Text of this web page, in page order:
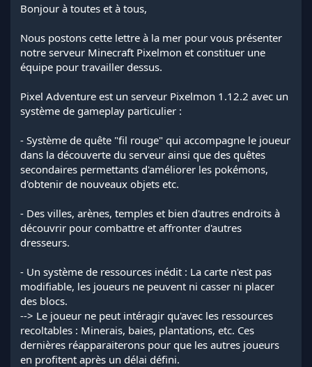
n
Bonjour à toutes et à tous,
Nous postons cette lettre à la mer pour vous présenter
notre serveur Minecraft Pixelmon et constituer une
équipe pour travailler dessus.
Pixel Adventure est un serveur Pixelmon 1.12.2 avec un
système de gameplay particulier :
- Système de quête "fil rouge" qui accompagne le joueur
dans la découverte du serveur ainsi que des quêtes
secondaires permettants d'améliorer les pokémons,
d'obtenir de nouveaux objets etc.
- Des villes, arènes, temples et bien d'autres endroits à
découvrir pour combattre et affronter d'autres
dresseurs.
- Un système de ressources inédit : La carte n'est pas
modifiable, les joueurs ne peuvent ni casser ni placer
des blocs.
--> Le joueur ne peut intéragir qu'avec les ressources
recoltables : Minerais, baies, plantations, etc. Ces
dernières réapparaiterons pour que les autres joueurs
en profitent après un délai défini.